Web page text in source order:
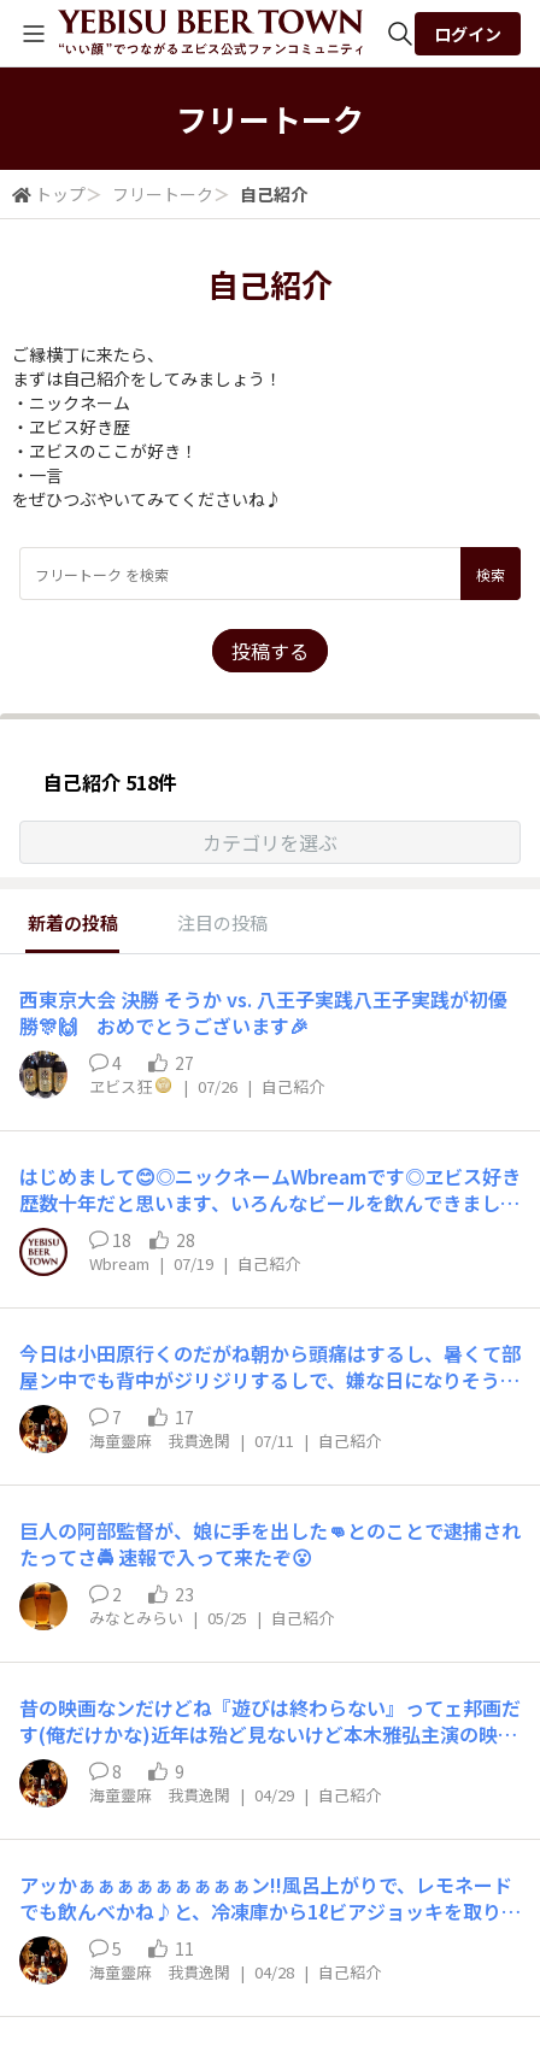
ログイン
フリートーク
トップ＞ フリートーク ＞ 自己紹介
自己紹介
ご縁横丁に来たら、
まずは自己紹介をしてみましょう！
・ニックネーム
・ヱビス好き歴
・ヱビスのここが好き！
・一言
をぜひつぶやいてみてくださいね♪
投稿する
自己紹介 518件
カテゴリを選ぶ
新着の投稿 注目の投稿
西東京大会 決勝 そうか vs. 八王子実践八王子実践が初優
勝🎊🙌 おめでとうございます🎉
4 27
ヱビス狂 | 07/26 | 自己紹介
はじめまして😊​◎ニックネームWbreamです​◎ヱビス好き
歴数十年だと思います、いろんなビールを飲んできました
😋​◎ヱビスが好きな理由わたしは食事に合わせる方なの
で、旨味、苦み、濃さなどはっきりと主張してくれるビー
ルが好きです✨️それはやはり、行き着くところエビスビー
ルが一番となりました✨
18 28
Wbream | 07/19 | 自己紹介
今日は小田原行くのだがね朝から頭痛はするし、暑くて部
屋ン中でも背中がジリジリするしで、嫌な日になりそう
だ、と思っていたのだが・・・あ、今バス停バス待ちなの
だがねふと胸元のミュージックプレイヤー入れを見る
と・・・抹茶クリーム？!?コレ、鳥のウンやんけ!!Σ(`□'
;)”””””今日は運が上昇かぁ？と、ちとほっこり♪
7 17
海童靈麻 我貫逸閑 | 07/11 | 自己紹介
巨人の阿部監督が、娘に手を出した👊とのことで逮捕され
たってさ🚔️ 速報で入って来たぞ😮
2 23
みなとみらい | 05/25 | 自己紹介
昔の映画なンだけどね『遊びは終わらない』ってェ邦画だ
す(俺だけかな)近年は殆ど見ないけど本木雅弘主演の映画
なンだけどね完璧主義の巡査が、銀行の銀行強〇訓練の犯
人役をするのだが・・・!!ってェ内容いや、これが面白く
てさァ(大爆笑)何十年前だっけかな、当時TV放送1回観た
だけなのだが、よゥっやく、購入になりまして♪観た事無
8 9
海童靈麻 我貫逸閑 | 04/29 | 自己紹介
アッかぁぁぁぁぁぁぁぁぁン!!風呂上がりで、レモネード
でも飲んべかね♪と、冷凍庫から1ℓビアジョッキを取り出
そうとしたら・・・※飲み終わっても氷が余った場合、溶
かすのは勿体無いから、いつも冷凍庫で保管♪こんなん出
て来たんン？と、思い出した昨日の話なのだが、いつもの
1ℓビアジョッキで、レモン果汁３:炭酸水７で割った特製
5 11
海童靈麻 我貫逸閑 | 04/28 | 自己紹介